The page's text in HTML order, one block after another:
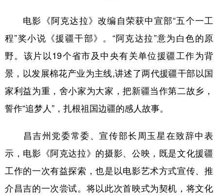
Русский язык 日本語 한국어
Deutsch Português
电影《阿克达拉》改编自荣获中宣部“五个一工
程”奖小说《援疆干部》。“阿克达拉”意为白色的原
野。该片以19个省市及中央有关单位援疆工作为背
景，以发展棉花产业为主线,讲述了两代援疆干部以国
家利益为重，舍小家为大家，把新疆当作第二故乡，
誓作“追梦人”，扎根祖国边疆的感人故事。
昌吉州党委常委、宣传部长周玉星在致辞中表
示，电影《阿克达拉》的摄影、公映，既是文化援疆
工作的一次有益探索，也是以电影艺术方式宣传、推
介昌吉的一次尝试。将以此次首映式为契机，将文化